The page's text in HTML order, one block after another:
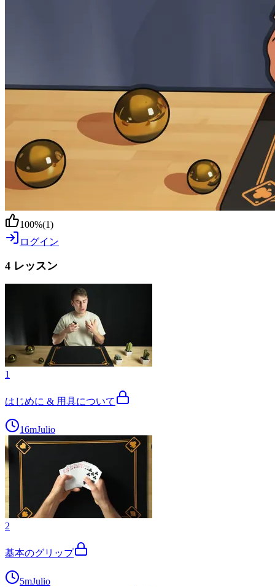
100%(1)
ログイン
4 レッスン
1
はじめに & 用具について
16mJulio
2
基本のグリップ
5mJulio